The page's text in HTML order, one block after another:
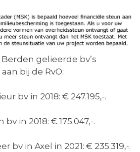
gelieerde bv’s
bij de RvO:
bv in 2018: € 247.195,-.
in 2018: € 175.047,-.
bv in Axel in 2021: € 235.319,-.